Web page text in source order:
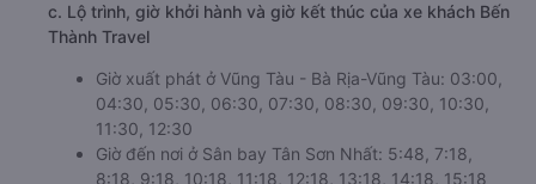
c. Lộ trình, giờ khởi hành và giờ kết thúc của xe khách Bến
Thành Travel
Giờ xuất phát ở Vũng Tàu - Bà Rịa-Vũng Tàu: 03:00,
04:30, 05:30, 06:30, 07:30, 08:30, 09:30, 10:30,
11:30, 12:30
Giờ đến nơi ở Sân bay Tân Sơn Nhất: 5:48, 7:18,
8:18, 9:18, 10:18, 11:18, 12:18, 13:18, 14:18, 15:18